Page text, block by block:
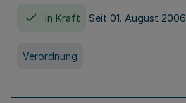
In Kraft Seit 01. August 2006
Verordnung